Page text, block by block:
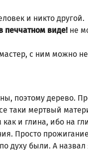
и никто другой.
печчатном виде! не
с ним можно
поэтому дерево.
таки мертвый
и глина, ибо на
Просто
были. А